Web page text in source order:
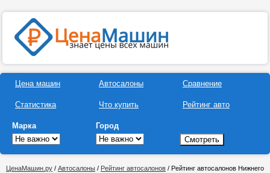
Цена машин
Статистика
Автосалоны
Что купить
Сравнение
Рейтинг авто
Марка Город
ЦенаМашин.ру / Автосалоны / Рейтинг автосалонов / Рейтинг автосалонов Нижнего